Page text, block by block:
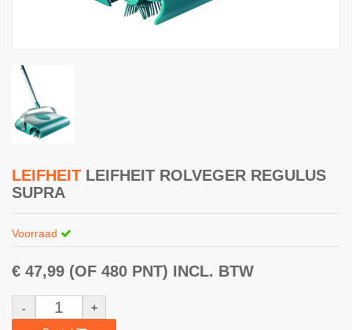
LEIFHEIT LEIFHEIT ROLVEGER REGULUS
SUPRA
Voorraad
€ 47,99 (OF 480 PNT) INCL. BTW
-
+